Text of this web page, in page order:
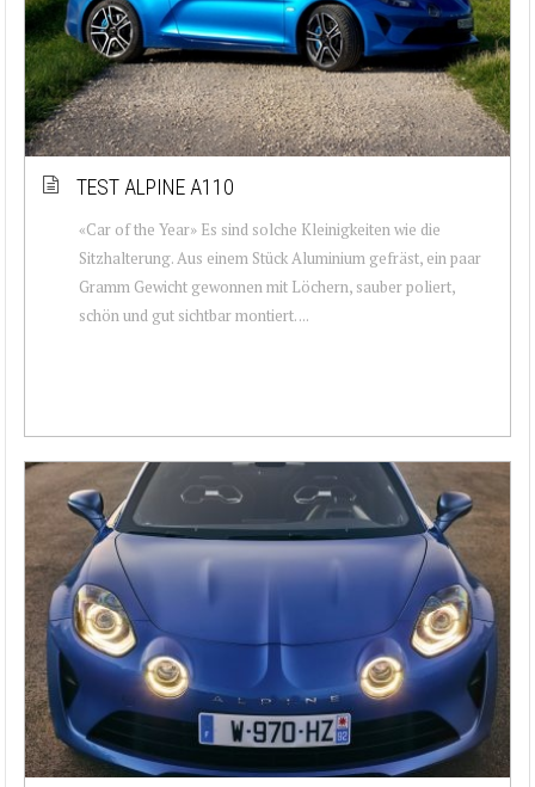
TEST ALPINE A110
«Car of the Year» Es sind solche Kleinigkeiten wie die
Sitzhalterung. Aus einem Stück Aluminium gefräst, ein paar
Gramm Gewicht gewonnen mit Löchern, sauber poliert,
schön und gut sichtbar montiert. ...